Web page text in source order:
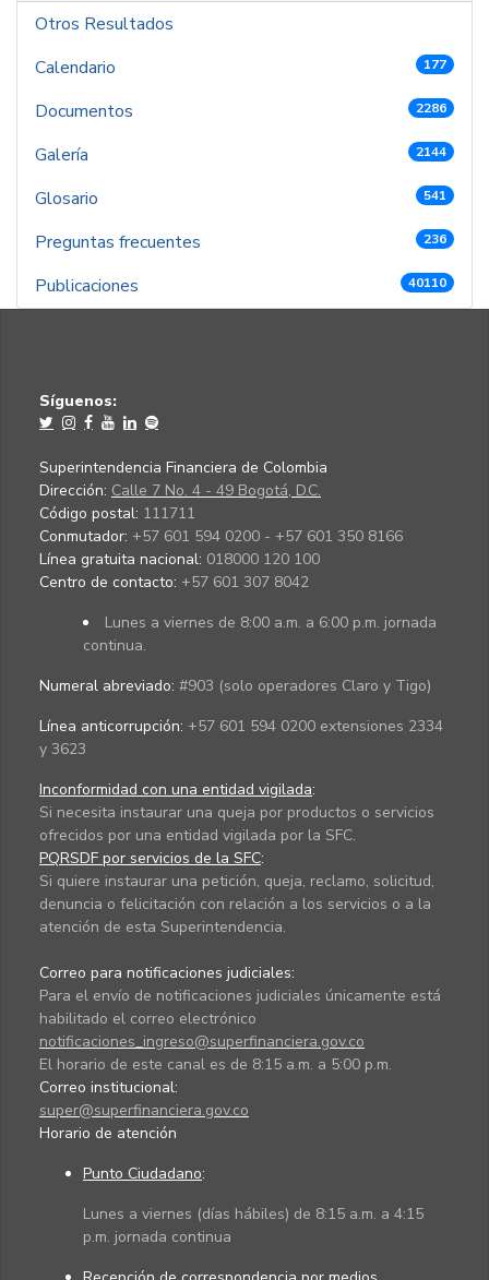
Otros Resultados
Calendario
177
Documentos 2286
Galería 2144
Glosario 541
Preguntas frecuentes 236
Publicaciones 40110
Síguenos:
Superintendencia Financiera de Colombia
Dirección: Calle 7 No. 4 - 49 Bogotá, D.C.
Código postal: 111711
Conmutador: +57 601 594 0200 - +57 601 350 8166
Línea gratuita nacional: 018000 120 100
Centro de contacto: +57 601 307 8042
Lunes a viernes de 8:00 a.m. a 6:00 p.m. jornada
continua.
Numeral abreviado: #903 (solo operadores Claro y Tigo)
Línea anticorrupción: +57 601 594 0200 extensiones 2334
y 3623
Inconformidad con una entidad vigilada:
Si necesita instaurar una queja por productos o servicios
ofrecidos por una entidad vigilada por la SFC.
PQRSDF por servicios de la SFC:
Si quiere instaurar una petición, queja, reclamo, solicitud,
denuncia o felicitación con relación a los servicios o a la
atención de esta Superintendencia.
Correo para notificaciones judiciales:
Para el envío de notificaciones judiciales únicamente está
habilitado el correo electrónico
notificaciones_ingreso@superfinanciera.gov.co
El horario de este canal es de 8:15 a.m. a 5:00 p.m.
Correo institucional:
super@superfinanciera.gov.co
Horario de atención
Punto Ciudadano:
Lunes a viernes (días hábiles) de 8:15 a.m. a 4:15
p.m. jornada continua